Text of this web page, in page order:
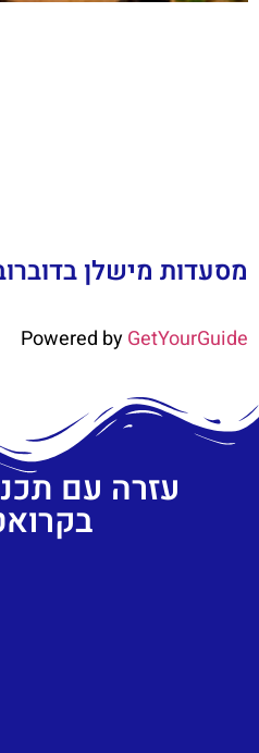
מסעדות מישלן
Powered byGetYourGuide
עזרה עם